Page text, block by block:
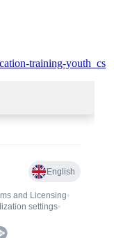
training-youth_cs